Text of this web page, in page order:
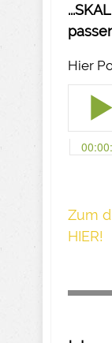
Hier
Z um
HIER!